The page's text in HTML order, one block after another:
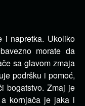
i napretka. Ukoliko
morate da
sa glavom zmaja
podršku i pomoć,
bogatstvo. Zmaj je
kornjača je jaka i